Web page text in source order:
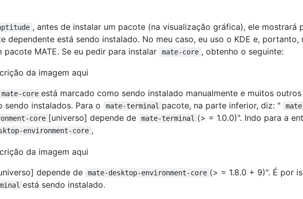
, antes de instalar um pacote (na visualização gráfica), ele mostrará
dependente está sendo instalado. No meu caso, eu uso o KDE e, portanto,
pacote MATE. Se eu pedir para instalar
mate-core , obtenho o seguinte:
mate-core está marcado como sendo instalado manualmente e muitos outros
sendo instalados. Para o
mate-terminal pacote, na parte inferior, diz: "
core [universo] depende de mate-terminal (> = 1.0.0)". Indo para a
environment-core ,
depende de mate-desktop-environment-core (> = 1.8.0 + 9)". É por
está sendo instalado.